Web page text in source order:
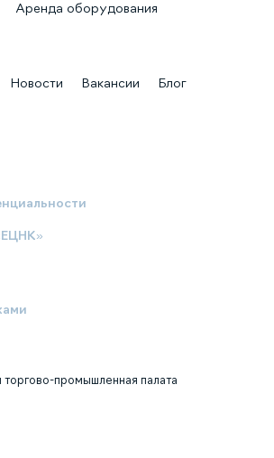
Аренда оборудования
Новости Вакансии Блог
торгово-промышленная палата